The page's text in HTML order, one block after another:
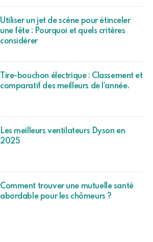
Utiliser un jet de scène pour étinceler
une fête : Pourquoi et quels critères
considérer
Tire-bouchon électrique : Classement et
comparatif des meilleurs de l’année.
Les meilleurs ventilateurs Dyson en
2025
Comment trouver une mutuelle santé
abordable pour les chômeurs ?